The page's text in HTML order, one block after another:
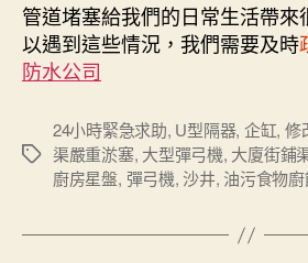
管道堵塞給我們的日常生活帶
以遇到這些情況，我們需要及時
防水公司
Tags
24小時緊急求助, U型隔器, 企缸, 修
渠嚴重淤塞, 大型彈弓機, 大廈街鋪
廚房星盤, 彈弓機,沙井, 油污食物